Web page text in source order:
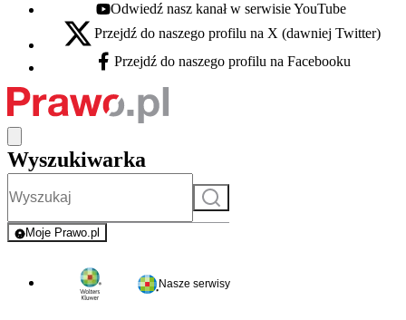
Youtube - otwiera się w nowej karcie
Odwiedź nasz kanał w serwisie YouTube
X - otwiera się w nowej karcie
Przejdź do naszego profilu na X (dawniej Twitter)
Facebook - otwiera się w nowej karcie
Przejdź do naszego profilu na Facebooku
Wyszukiwarka
Szukaj
Moje Prawo.pl
- rejestracja i logowanie do serwisu
Nasze serwisy